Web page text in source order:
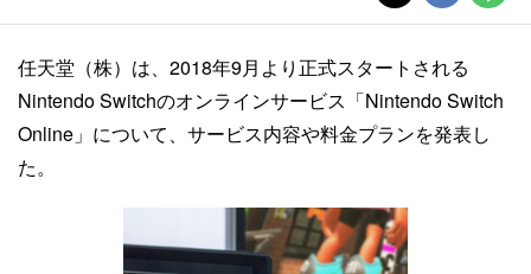
任天堂（株）は、2018年9月より正式スタートされる
Nintendo Switchのオンラインサービス「Nintendo Switch
Online」について、サービス内容や料金プランを発表し
た。